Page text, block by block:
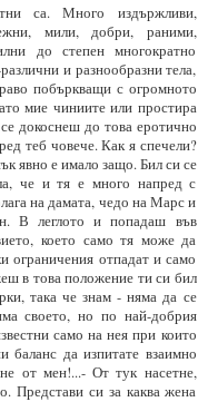
са. Много издържливи,
мили, добри, раними,
до степен многократно
и разнообразни тела,
побъркващи с огромното
мие чиниите или простира
докоснеш до това еротично
теб човече. Как я спечели?
явно е имало защо. Бил си се
че и тя е много напред с
на дамата, чедо на Марс и
В леглото и попадаш във
което само тя може да
ограничения отпадат и само
в това положение ти си бил
така че знам - няма да се
своето, но по най-добрия
само на нея при които
баланс да изпитате взаимно
от мен!...- От тук насетне,
Представи си за каква жена